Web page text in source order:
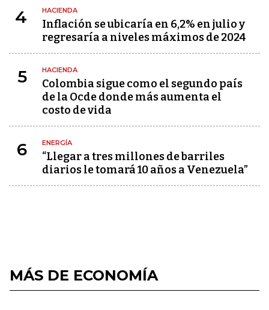
4 HACIENDA
Inflación se ubicaría en 6,2% en julio y
regresaría a niveles máximos de 2024
5 HACIENDA
Colombia sigue como el segundo país
de la Ocde donde más aumenta el
costo de vida
6 ENERGÍA
“Llegar a tres millones de barriles
diarios le tomará 10 años a Venezuela”
MÁS DE ECONOMÍA